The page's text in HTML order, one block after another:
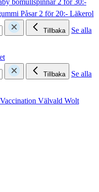
bomullspinnar2 för 30:-
Påsar2 för 20:- Läkerol
Tillbaka
Se alla
Tillbaka
Se alla
Vaccination Välvald Wolt